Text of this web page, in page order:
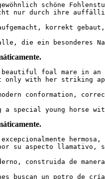
schöne
nur durch ihre
korrekt
die ein besonderes
foal mare in
only with her striking
conformation,
a special young horse
excepcionalmente
su aspecto
construida de
buscan un potro de